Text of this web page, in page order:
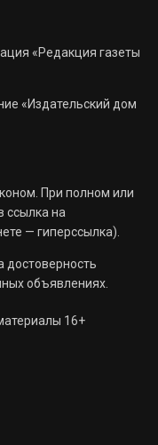
«Редакция газеты
«Издательский дом
При полном или
ссылка на
— гиперссылка).
достоверность
объявлениях.
16+